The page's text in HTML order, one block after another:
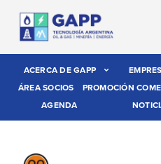
ACERCA DE GAPP
ÁREA SOCIOS
PROMOCIÓN
AGENDA